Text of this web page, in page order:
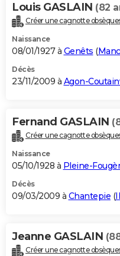
Louis GASLAIN (82
Créer une cagnotte
Naissance
08/01/1927 à Genêts (
Décès
23/11/2009 à Agon-
Fernand GASLAIN
Créer une cagnotte
Naissance
05/10/1928 à Pleine-
Décès
09/03/2009 à Chantepie (
Jeanne GASLAIN
Créer une cagnotte